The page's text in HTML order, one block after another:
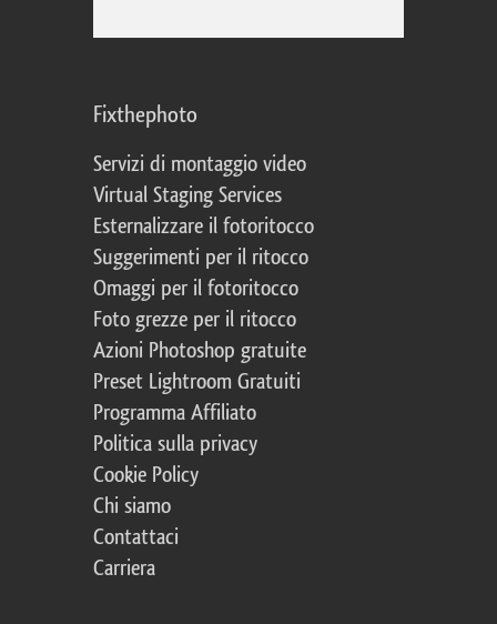
Fixthephoto
Servizi di montaggio video
Virtual Staging Services
Esternalizzare il fotoritocco
Suggerimenti per il ritocco
Omaggi per il fotoritocco
Foto grezze per il ritocco
Azioni Photoshop gratuite
Preset Lightroom Gratuiti
Programma Affiliato
Politica sulla privacy
Cookie Policy
Chi siamo
Contattaci
Carriera